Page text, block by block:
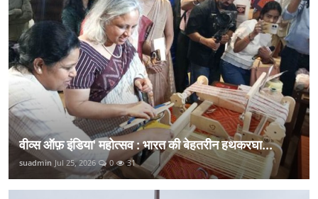
वीव्स ऑफ़ इंडिया' महोत्सव : भारत की बेहतरीन हथकरघा...
suadmin Jul 25, 2026 0 31